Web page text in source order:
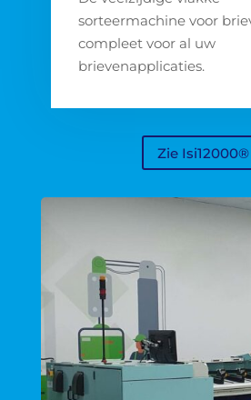
sorteermachine voor
compleet voor al uw
brievenapplicaties.
Zie Isi12000®